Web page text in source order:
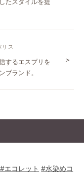
たスタイルを提
リス
するエスプリを
ブランド。
＞
#エコレット #水染めコ